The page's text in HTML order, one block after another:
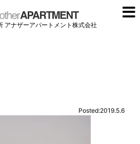
アナザーアパートメント株式会社
Posted:2019.5.6